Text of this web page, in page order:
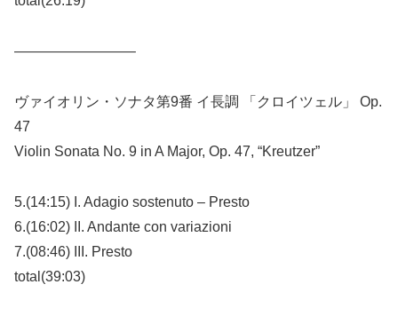
————————–
ヴァイオリン・ソナタ第9番 イ長調 「クロイツェル」 Op.
47
Violin Sonata No. 9 in A Major, Op. 47, “Kreutzer”
5.(14:15) I. Adagio sostenuto – Presto
6.(16:02) II. Andante con variazioni
7.(08:46) III. Presto
total(39:03)